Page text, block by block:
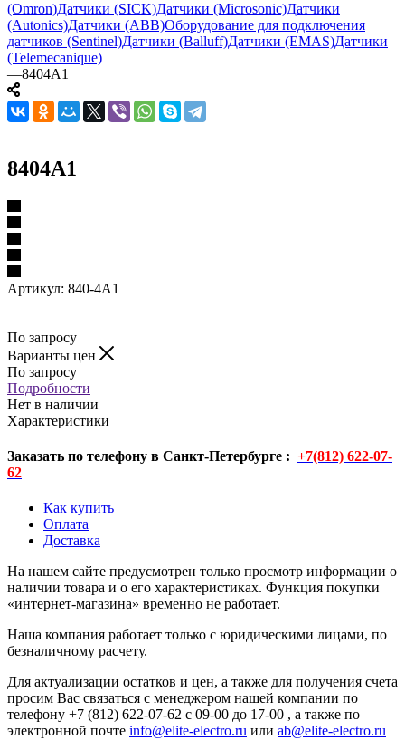
(Omron)Датчики (SICK)Датчики (Microsonic)Датчики
(Autonics)Датчики (ABB)Оборудование для подключения
датчиков (Sentinel)Датчики (Balluff)Датчики (EMAS)Датчики
(Telemecanique)
—8404A1
8404A1
Артикул: 840-4A1
По запросу
Варианты цен
По запросу
Подробности
Нет в наличии
Характеристики
Заказать по телефону в Санкт-Петербурге : +7(812) 622-07-
62
Как купить
Оплата
Доставка
На нашем сайте предусмотрен только просмотр информации о
наличии товара и о его характеристиках. Функция покупки
«интернет-магазина» временно не работает.
Наша компания работает только с юридическими лицами, по
безналичному расчету.
Для актуализации остатков и цен, а также для получения счета
просим Вас связаться с менеджером нашей компании по
телефону +7 (812) 622-07-62 с 09-00 до 17-00 , а также по
электронной почте info@elite-electro.ru или ab@elite-electro.ru